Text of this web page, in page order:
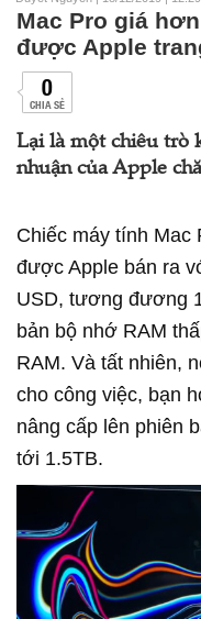
Mac Pro giá
được Apple
0
CHIA SẺ
Lại là một chiêu trò
nhuận của Apple
Chiếc máy tính Mac
được Apple bán ra
USD, tương đương
bản bộ nhớ RAM
RAM. Và tất nhiên,
cho công việc, bạn
nâng cấp lên phiên
tới 1.5TB.